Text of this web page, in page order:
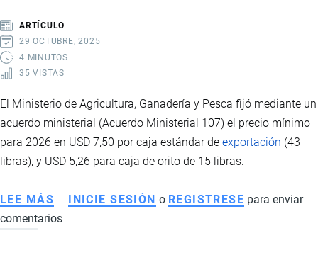
IMPULSARÁ
LA
ECONOMÍA
EMPLEO
ECUADOR
ARTÍCULO
29 OCTUBRE, 2025
4 MINUTOS
35 VISTAS
El Ministerio de Agricultura, Ganadería y Pesca fijó mediante un
acuerdo ministerial (Acuerdo Ministerial 107) el precio mínimo
para 2026 en USD 7,50 por caja estándar de exportación (43
libras), y USD 5,26 para caja de orito de 15 libras.
LEE MÁS SOBRE
MAGAP
INICIE SESIÓN o REGISTRESE para enviar
comentarios